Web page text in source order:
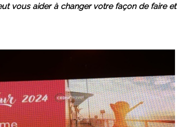
vous aider à changer votre façon de faire et